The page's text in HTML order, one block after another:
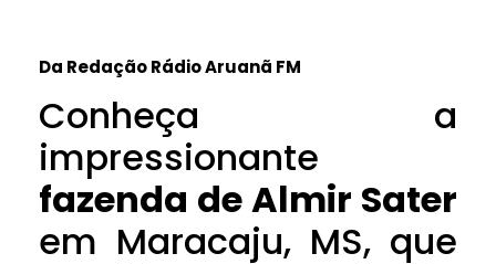
Da Redação Rádio Aruanã FM
Conheça a
impressionante
fazenda de Almir Sater
em Maracaju, MS, que